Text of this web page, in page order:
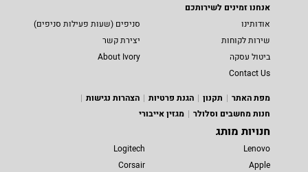
אנחנו זמינים לשירותכם
אודותינו
סניפים (שעות פעילות סניפים)
שירות לקוחות
יצירת קשר
ביטול עסקה
About Ivory
Contact Us
מפת האתר
תקנון הגנת פרטיות
הצהרות נגישות
חנות מחשבים וסלולר
מגזין אייבורי
חנויות מותג
Lenovo
Apple
Logitech
Corsair